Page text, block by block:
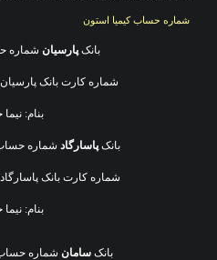
شماره حساب کیمیا استون
بانک پارسیان شماره حساب:
شماره کارت بانک
بنام:
بانک پاسارگاد شماره حساب:
شماره کارت بانک
بنام:
بانکسامان شماره حساب: